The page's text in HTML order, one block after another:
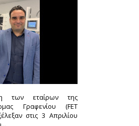
των εταίρων της
Γραφενίου (FET
στις 3 Απριλίου